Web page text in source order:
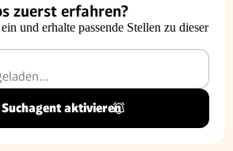
zuerst erfahren?
und erhalte passende Stellen zu dieser
Suchagent aktivieren